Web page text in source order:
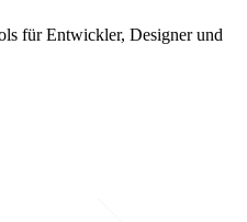
für Entwickler, Designer und